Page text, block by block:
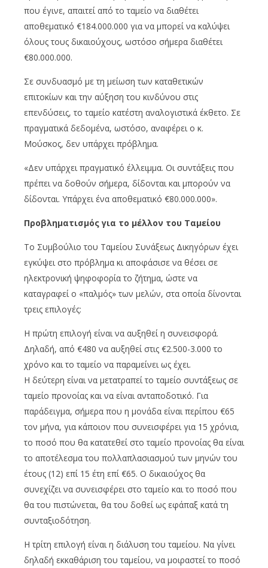
που έγινε, απαιτεί από το ταμείο να διαθέτει
αποθεματικό €184.000.000 για να μπορεί να καλύψει
όλους τους δικαιούχους, ωστόσο σήμερα διαθέτει
€80.000.000.
Σε συνδυασμό με τη μείωση των καταθετικών
επιτοκίων και την αύξηση του κινδύνου στις
επενδύσεις, το ταμείο κατέστη αναλογιστικά έκθετο. Σε
πραγματικά δεδομένα, ωστόσο, αναφέρει ο κ.
Μούσκος, δεν υπάρχει πρόβλημα.
«Δεν υπάρχει πραγματικό έλλειμμα. Οι συντάξεις που
πρέπει να δοθούν σήμερα, δίδονται και μπορούν να
δίδονται. Υπάρχει ένα αποθεματικό €80.000.000».
Προβληματισμός για το μέλλον του Ταμείου
Το Συμβούλιο του Ταμείου Συνάξεως Δικηγόρων έχει
εγκύψει στο πρόβλημα κι αποφάσισε να θέσει σε
ηλεκτρονική ψηφοφορία το ζήτημα, ώστε να
καταγραφεί ο «παλμός» των μελών, στα οποία δίνονται
τρεις επιλογές:
Η πρώτη επιλογή είναι να αυξηθεί η συνεισφορά.
Δηλαδή, από €480 να αυξηθεί στις €2.500-3.000 το
χρόνο και το ταμείο να παραμείνει ως έχει.
Η δεύτερη είναι να μετατραπεί το ταμείο συντάξεως σε
ταμείο προνοίας και να είναι ανταποδοτικό. Για
παράδειγμα, σήμερα που η μονάδα είναι περίπου €65
τον μήνα, για κάποιον που συνεισφέρει για 15 χρόνια,
το ποσό που θα κατατεθεί στο ταμείο προνοίας θα είναι
το αποτέλεσμα του πολλαπλασιασμού των μηνών του
έτους (12) επί 15 έτη επί €65. Ο δικαιούχος θα
συνεχίζει να συνεισφέρει στο ταμείο και το ποσό που
θα του πιστώνεται, θα του δοθεί ως εφάπαξ κατά τη
συνταξιοδότηση.
H τρίτη επιλογή είναι η διάλυση του ταμείου. Να γίνει
δηλαδή εκκαθάριση του ταμείου, να μοιραστεί το ποσό